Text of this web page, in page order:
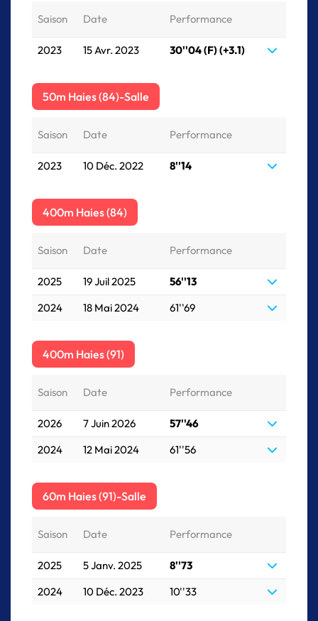
Saison Date Performance
2023 15 Avr. 2023 30''04 (F) (+3.1)
50m Haies (84)-Salle
Saison Date Performance
2023 10 Déc. 2022 8''14
400m Haies (84)
Saison Date Performance
2025 19 Juil 2025
56''13
2024
18 Mai 2024 61''69
400m Haies (91)
Saison Date Performance
2026 7 Juin 2026
57''46
2024
12 Mai 2024 61''56
60m Haies (91)-Salle
Saison Date Performance
2025 5 Janv. 2025
8''73
2024
10 Déc. 2023 10''33